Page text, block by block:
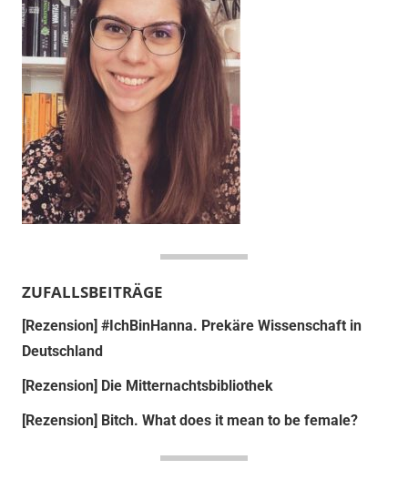
ZUFALLSBEITRÄGE
[Rezension] #IchBinHanna. Prekäre Wissenschaft in
Deutschland
[Rezension] Die Mitternachtsbibliothek
[Rezension] Bitch. What does it mean to be female?